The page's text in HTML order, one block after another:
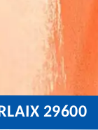
29600